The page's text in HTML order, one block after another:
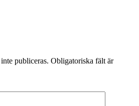
publiceras. Obligatoriska fält är